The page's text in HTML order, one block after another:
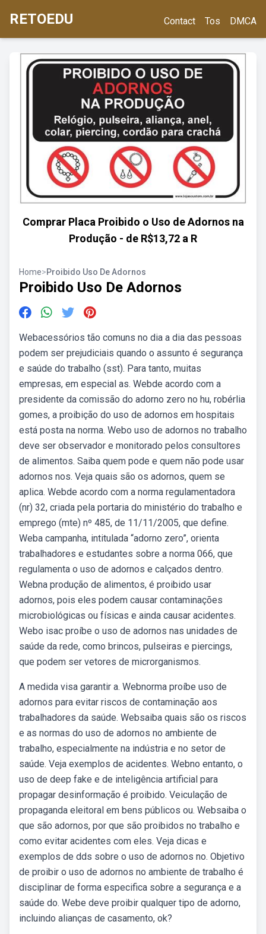
RETOEDU Contact Tos DMCA
Comprar Placa Proibido o Uso de Adornos na
Produção - de R$13,72 a R
Home>Proibido Uso De Adornos
Proibido Uso De Adornos
Webacessórios tão comuns no dia a dia das pessoas
podem ser prejudiciais quando o assunto é segurança
e saúde do trabalho (sst). Para tanto, muitas
empresas, em especial as. Webde acordo com a
presidente da comissão do adorno zero no hu, robérlia
gomes, a proibição do uso de adornos em hospitais
está posta na norma. Webo uso de adornos no trabalho
deve ser observador e monitorado pelos consultores
de alimentos. Saiba quem pode e quem não pode usar
adornos nos. Veja quais são os adornos, quem se
aplica. Webde acordo com a norma regulamentadora
(nr) 32, criada pela portaria do ministério do trabalho e
emprego (mte) nº 485, de 11/11/2005, que define.
Weba campanha, intitulada “adorno zero”, orienta
trabalhadores e estudantes sobre a norma 066, que
regulamenta o uso de adornos e calçados dentro.
Webna produção de alimentos, é proibido usar
adornos, pois eles podem causar contaminações
microbiológicas ou físicas e ainda causar acidentes.
Webo isac proíbe o uso de adornos nas unidades de
saúde da rede, como brincos, pulseiras e piercings,
que podem ser vetores de microrganismos.
A medida visa garantir a. Webnorma proíbe uso de
adornos para evitar riscos de contaminação aos
trabalhadores da saúde. Websaiba quais são os riscos
e as normas do uso de adornos no ambiente de
trabalho, especialmente na indústria e no setor de
saúde. Veja exemplos de acidentes. Webno entanto, o
uso de deep fake e de inteligência artificial para
propagar desinformação é proibido. Veiculação de
propaganda eleitoral em bens públicos ou. Websaiba o
que são adornos, por que são proibidos no trabalho e
como evitar acidentes com eles. Veja dicas e
exemplos de dds sobre o uso de adornos no. Objetivo
de proibir o uso de adornos no ambiente de trabalho é
disciplinar de forma especifica sobre a segurança e a
saúde do. Webe deve proibir qualquer tipo de adorno,
incluindo alianças de casamento, ok?